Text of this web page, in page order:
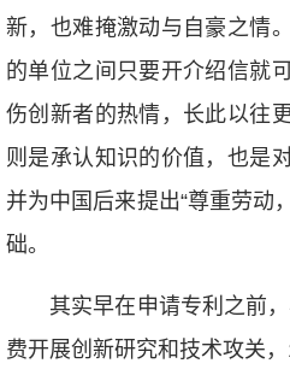
新，也难掩激动与自豪之情
的单位之间只要开介绍信就
伤创新者的热情，长此以往
则是承认知识的价值，也是
并为中国后来提出“尊重劳动
础。
其实早在申请专利之前，
费开展创新研究和技术攻关